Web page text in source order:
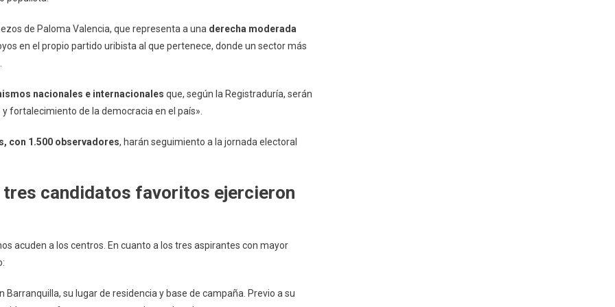
de Paloma Valencia, que representa a una derecha moderada
en el propio partido uribista al que pertenece, donde un sector más
nacionales e internacionales que, según la Registraduría, serán
fortalecimiento de la democracia en el país».
con 1.500 observadores, harán seguimiento a la jornada electoral
candidatos favoritos ejercieron
acuden a los centros. En cuanto a los tres aspirantes con mayor
su lugar de residencia y base de campaña. Previo a su